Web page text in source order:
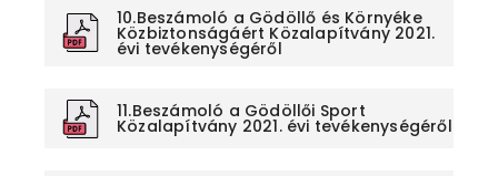
10.Beszámoló a Gödöllő és Környéke
Közbiztonságáért Közalapítvány 2021.
évi tevékenységéről
11.Beszámoló a Gödöllői Sport
Közalapítvány 2021. évi tevékenységéről